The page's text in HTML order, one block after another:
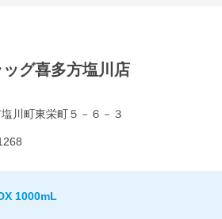
グ喜多方塩川店
川町東栄町５－６－３
1000mL